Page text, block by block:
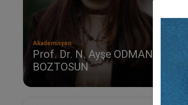
Akademisyen
Prof. Dr. N. Ayşe ODMAN
BOZTOSUN